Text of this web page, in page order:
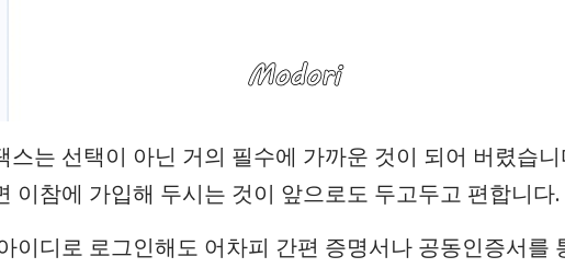
스는 선택이 아닌 거의 필수에 가까운 것이 되어 버렸습
이참에 가입해 두시는 것이 앞으로도 두고두고 편합니다.
이디로 로그인해도 어차피 간편 증명서나 공동인증서를